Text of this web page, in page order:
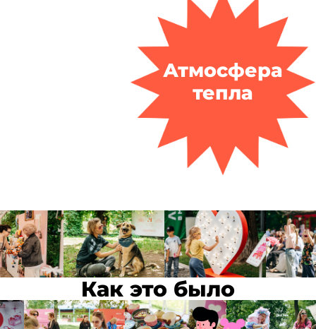
Атмосфера
тепла
Как это было